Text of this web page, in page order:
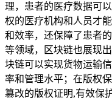
理，患者的医疗数据可
权的医疗机构和人员才
和效率，还保障了患者
等领域，区块链也展现
块链可以实现货物运输
率和管理水平；在版权
篡改的版权证明,有效保